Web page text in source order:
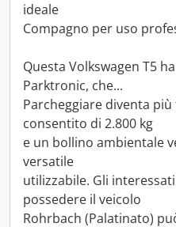
ideale
Compagno per uso
Questa Volkswagen T5
Parktronic, che...
Parcheggiare diventa
consentito di 2.800 kg
e un bollino ambientale
versatile
utilizzabile. Gli
possedere il veicolo
Rohrbach (Palatinato)